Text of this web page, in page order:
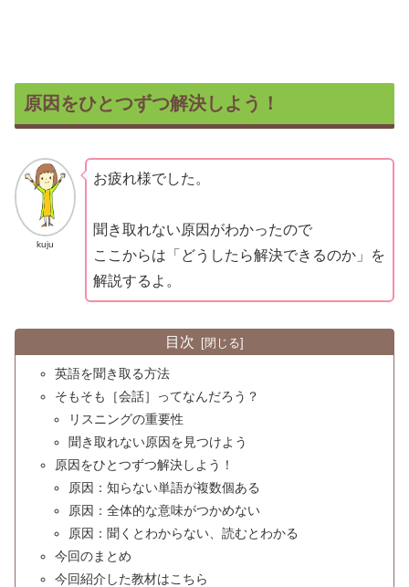
原因をひとつずつ解決しよう！
kuju
お疲れ様でした。
聞き取れない原因がわかったので
ここからは「どうしたら解決できるのか」を
解説するよ。
目次
英語を聞き取る方法
そもそも［会話］ってなんだろう？
リスニングの重要性
聞き取れない原因を見つけよう
原因をひとつずつ解決しよう！
原因：知らない単語が複数個ある
原因：全体的な意味がつかめない
原因：聞くとわからない、読むとわかる
今回のまとめ
今回紹介した教材はこちら